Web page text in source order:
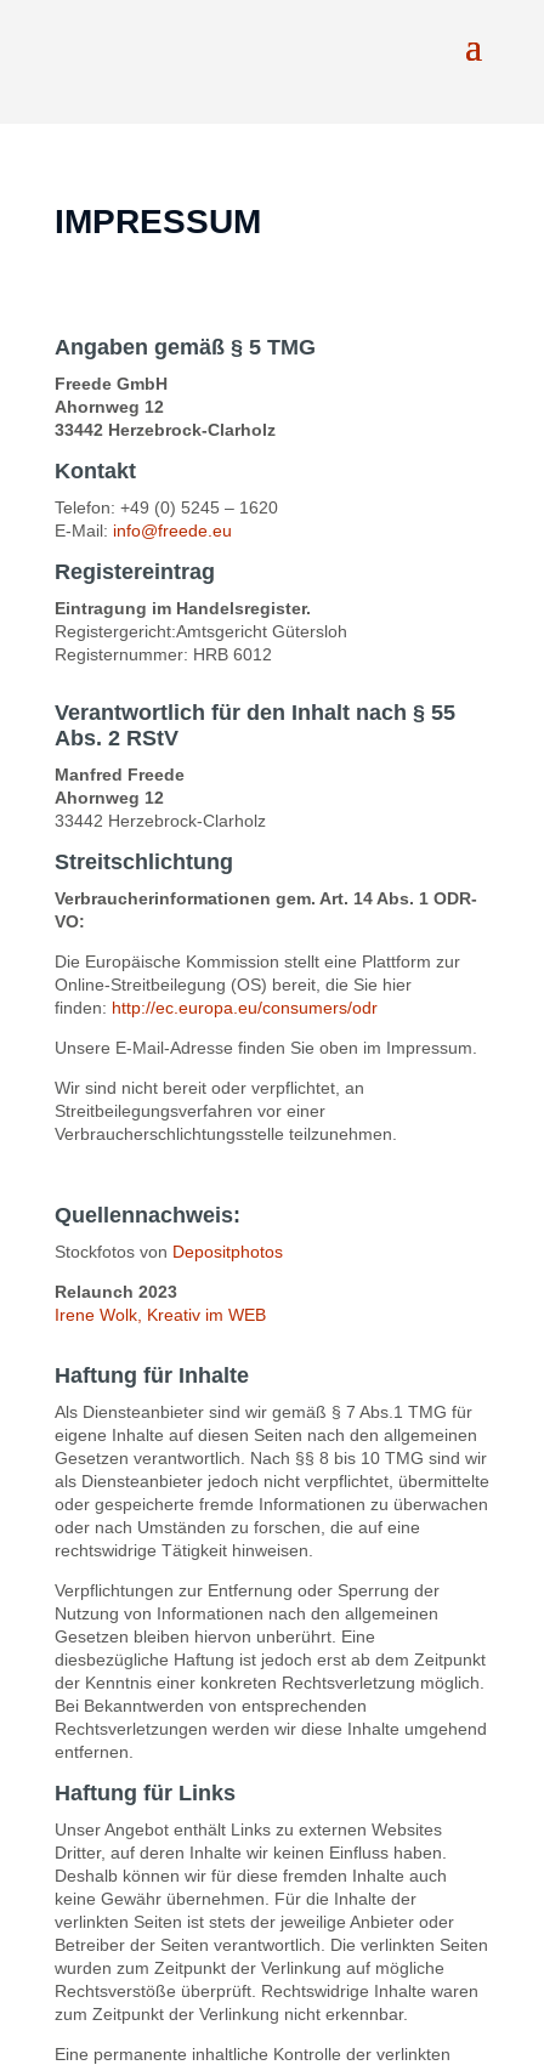
IMPRESSUM
Angaben gemäß § 5 TMG
Freede GmbH
Ahornweg 12
33442 Herzebrock-Clarholz
Kontakt
Telefon: +49 (0) 5245 – 1620
E-Mail: info@freede.eu
Registereintrag
Eintragung im Handelsregister.
Registergericht:Amtsgericht Gütersloh
Registernummer: HRB 6012
Verantwortlich für den Inhalt nach § 55
Abs. 2 RStV
Manfred Freede
Ahornweg 12
33442 Herzebrock-Clarholz
Streitschlichtung
Verbraucherinformationen gem. Art. 14 Abs. 1 ODR-
VO:
Die Europäische Kommission stellt eine Plattform zur
Online-Streitbeilegung (OS) bereit, die Sie hier
finden: http://ec.europa.eu/consumers/odr
Unsere E-Mail-Adresse finden Sie oben im Impressum.
Wir sind nicht bereit oder verpflichtet, an
Streitbeilegungsverfahren vor einer
Verbraucherschlichtungsstelle teilzunehmen.
Quellennachweis:
Stockfotos von Depositphotos
Relaunch 2023
Irene Wolk, Kreativ im WEB
Haftung für Inhalte
Als Diensteanbieter sind wir gemäß § 7 Abs.1 TMG für
eigene Inhalte auf diesen Seiten nach den allgemeinen
Gesetzen verantwortlich. Nach §§ 8 bis 10 TMG sind wir
als Diensteanbieter jedoch nicht verpflichtet, übermittelte
oder gespeicherte fremde Informationen zu überwachen
oder nach Umständen zu forschen, die auf eine
rechtswidrige Tätigkeit hinweisen.
Verpflichtungen zur Entfernung oder Sperrung der
Nutzung von Informationen nach den allgemeinen
Gesetzen bleiben hiervon unberührt. Eine
diesbezügliche Haftung ist jedoch erst ab dem Zeitpunkt
der Kenntnis einer konkreten Rechtsverletzung möglich.
Bei Bekanntwerden von entsprechenden
Rechtsverletzungen werden wir diese Inhalte umgehend
entfernen.
Haftung für Links
Unser Angebot enthält Links zu externen Websites
Dritter, auf deren Inhalte wir keinen Einfluss haben.
Deshalb können wir für diese fremden Inhalte auch
keine Gewähr übernehmen. Für die Inhalte der
verlinkten Seiten ist stets der jeweilige Anbieter oder
Betreiber der Seiten verantwortlich. Die verlinkten Seiten
wurden zum Zeitpunkt der Verlinkung auf mögliche
Rechtsverstöße überprüft. Rechtswidrige Inhalte waren
zum Zeitpunkt der Verlinkung nicht erkennbar.
Eine permanente inhaltliche Kontrolle der verlinkten